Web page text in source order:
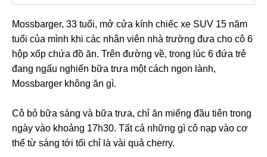
Mossbarger, 33 tuổi, mở cửa kính chiếc xe SUV 15 năm
tuổi của mình khi các nhân viên nhà trường đưa cho cô 6
hộp xốp chứa đồ ăn. Trên đường về, trong lúc 6 đứa trẻ
đang ngấu nghiến bữa trưa một cách ngon lành,
Mossbarger không ăn gì.
Cô bỏ bữa sáng và bữa trưa, chỉ ăn miếng đầu tiên trong
ngày vào khoảng 17h30. Tất cả những gì cô nạp vào cơ
thể từ sáng tới tối chỉ là vài quả cherry.